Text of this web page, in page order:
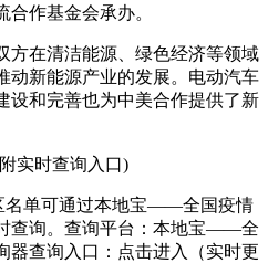
合作基金会承办。
方在清洁能源、绿色经济等领域
动新能源产业的发展。电动汽车
设和完善也为中美合作提供了新
实时查询入口)
名单可通过本地宝——全国疫情
查询。查询平台：本地宝——全
器查询入口：点击进入（实时更